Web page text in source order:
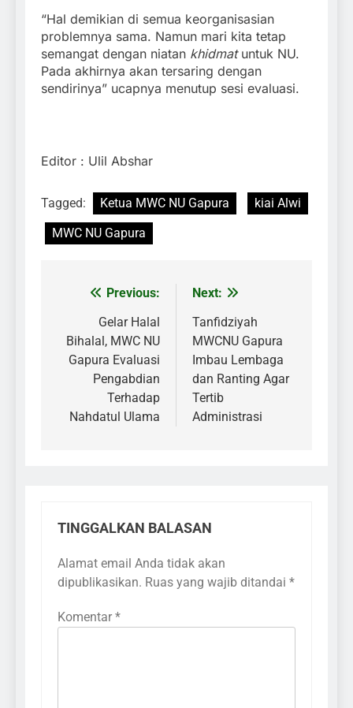
“Hal demikian di semua keorganisasian
problemnya sama. Namun mari kita tetap
semangat dengan niatan khidmatuntuk NU.
Pada akhirnya akan tersaring dengan
sendirinya” ucapnya menutup sesi evaluasi.
Editor : Ulil Abshar
Tagged: Ketua MWC NU Gapura
kiai Alwi
MWC NU Gapura
NavigasiPrevious:
Gelar Halal
Bihalal, MWC NU
Gapura Evaluasi
Pengabdian
Terhadap
Nahdatul Ulama
Next:
Tanfidziyah
MWCNU Gapura
Imbau Lembaga
dan Ranting Agar
Tertib
Administrasi
TINGGALKAN BALASAN
Alamat email Anda tidak akan
dipublikasikan. Ruas yang wajib ditandai *
Komentar *